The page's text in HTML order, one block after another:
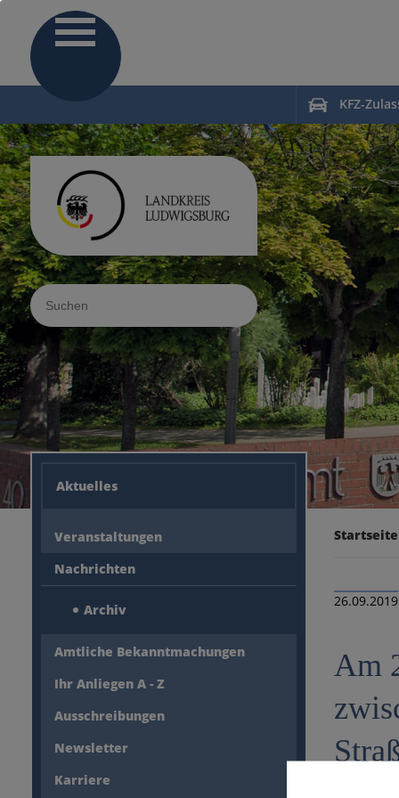
KFZ-
Sucheingabe
Aktuelles
Veranstaltungen
Nachrichten
Archiv
Amtliche Bekanntmachungen
Ihr Anliegen A - Z
Ausschreibungen
Newsletter
Karriere
Startseite
26.09.2019
Am